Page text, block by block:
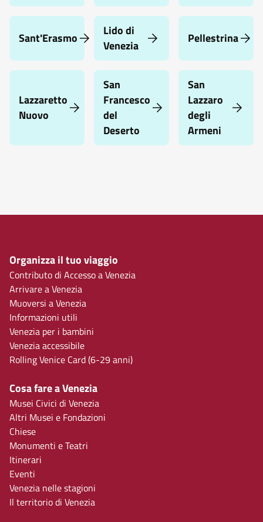
Sant'Erasmo
Lido di
Venezia
Pellestrina
Lazzaretto
Nuovo
San
Francesco
del
Deserto
San
Lazzaro
degli
Armeni
Organizza il tuo viaggio
Contributo di Accesso a Venezia
Arrivare a Venezia
Muoversi a Venezia
Informazioni utili
Venezia per i bambini
Venezia accessibile
Rolling Venice Card (6-29 anni)
Cosa fare a Venezia
Musei Civici di Venezia
Altri Musei e Fondazioni
Chiese
Monumenti e Teatri
Itinerari
Eventi
Venezia nelle stagioni
Il territorio di Venezia